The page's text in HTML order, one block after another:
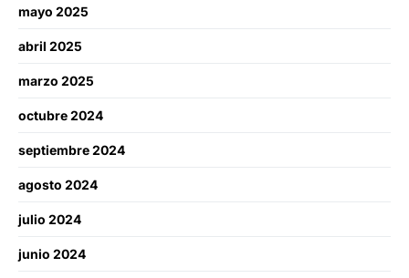
mayo 2025
abril 2025
marzo 2025
octubre 2024
septiembre 2024
agosto 2024
julio 2024
junio 2024